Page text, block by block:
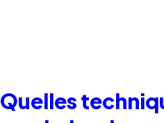
Quelles